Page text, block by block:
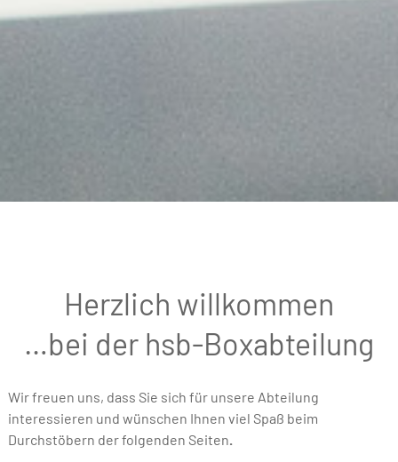
Herzlich willkommen
…bei der hsb-Boxabteilung
Wir freuen uns, dass Sie sich für unsere Abteilung
interessieren und wünschen Ihnen viel Spaß beim
Durchstöbern der folgenden Seiten